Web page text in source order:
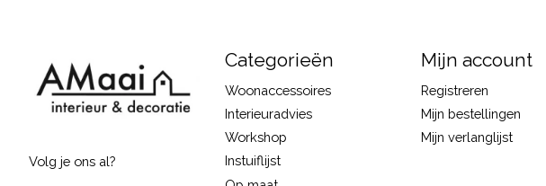
Volg je ons al?
Categorieën
Woonaccessoires
Interieuradvies
Workshop
Instuiflijst
Mijn account
Registreren
Mijn bestellingen
Mijn verlanglijst